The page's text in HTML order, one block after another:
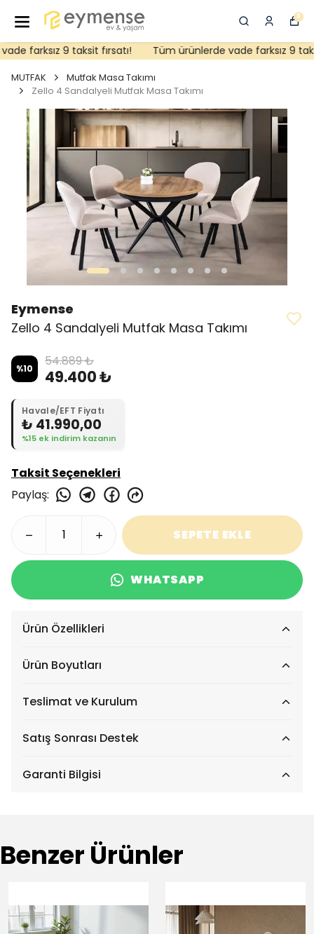
0
farksız 9 taksit fırsatı! Tüm ürünlerde vade farksız 9
MUTFAK
Mutfak Masa Takımı
Zello 4 Sandalyeli Mutfak Masa Takımı
Eymense
Zello 4 Sandalyeli Mutfak Masa Takımı
%10 54.889 ₺
49.400 ₺
Havale/EFT Fiyatı
₺ 41.990,00
%15 ek indirim kazanın
Taksit Seçenekleri
Paylaş:
SEPETE EKLE
WHATSAPP
Ürün Özellikleri
Ürün Boyutları
Teslimat ve Kurulum
Satış Sonrası Destek
Garanti Bilgisi
Benzer Ürünler